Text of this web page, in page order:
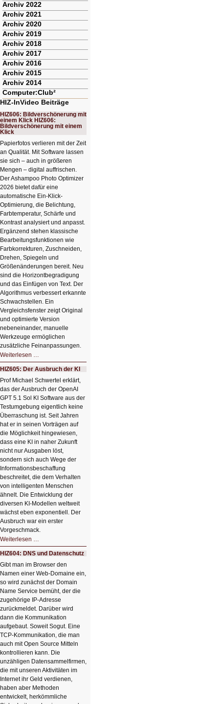
Archiv 2022
Archiv 2021
Archiv 2020
Archiv 2019
Archiv 2018
Archiv 2017
Archiv 2016
Archiv 2015
Archiv 2014
Computer:Club²
HIZ-InVideo Beiträge
HIZ606: Bildverschönerung mit
einem Klick HIZ606:
Bildverschönerung mit einem
Klick
Papierfotos verlieren mit der Zeit
an Qualität. Mit Software lassen
sie sich – auch in größeren
Mengen – digital auffrischen.
Der Ashampoo Photo Optimizer
2026 bietet dafür eine
automatische Ein-Klick-
Optimierung, die Belichtung,
Farbtemperatur, Schärfe und
Kontrast analysiert und anpasst.
Ergänzend stehen klassische
Bearbeitungsfunktionen wie
Farbkorrekturen, Zuschneiden,
Drehen, Spiegeln und
Größenänderungen bereit. Neu
sind die Horizontbegradigung
und das Einfügen von Text. Der
Algorithmus verbessert erkannte
Schwachstellen. Ein
Vergleichsfenster zeigt Original
und optimierte Version
nebeneinander, manuelle
Werkzeuge ermöglichen
zusätzliche Feinanpassungen.
Weiterlesen …
Bildverschönerung
mit
einem
Klick
HIZ606:
Bildverschönerung
mit
einem
Klick
HIZ605: Der Ausbruch der KI
Prof Michael Schwertel erklärt,
das der Ausbruch der OpenAI
GPT 5.1 Sol KI Software aus der
Testumgebung eigentlich keine
Überraschung ist. Seit Jahren
hat er in seinen Vorträgen auf
die Möglichkeit hingewiesen,
dass eine KI in naher Zukunft
nicht nur Ausgaben löst,
sondern sich auch Wege der
Informationsbeschaffung
beschreitet, die dem Verhalten
von intelligenten Menschen
ähnelt. Die Entwicklung der
diversen KI-Modellen weltweit
wächst eben exponentiell. Der
Ausbruch war ein erster
Vorgeschmack.
Weiterlesen …
Der
Ausbruch
der
KI
HIZ604: DNS und Datenschutz
Gibt man im Browser den
Namen einer Web-Domaine ein,
so wird zunächst der Domain
Name Service bemüht, der die
zugehörige IP-Adresse
zurückmeldet. Darüber wird
dann die Kommunikation
aufgebaut. Soweit Sogut. Eine
TCP-Kommunikation, die man
auch mit Open Source Mitteln
kontrollieren kann. Die
unzähligen Datensammelfirmen,
die mit unseren Aktivitäten im
Internet ihr Geld verdienen,
haben aber Methoden
entwickelt, herkömmliche